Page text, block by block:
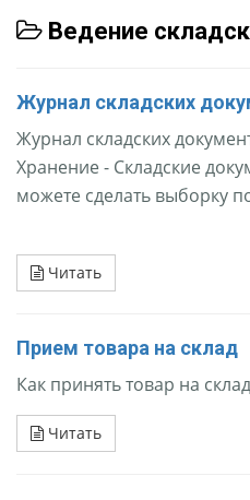
Ведение
Журнал складских
Журнал складских
Хранение - Складские
можете сделать выборку
Читать
Прием товара на склад
Как принять товар на
Читать